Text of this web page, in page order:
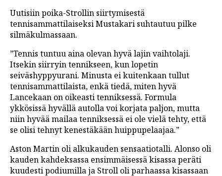
Uutisiin poika-Strollin siirtymisestä
tennisammattilaiseksi Mustakari suhtautuu pilke
silmäkulmassaan.
”Tennis tuntuu aina olevan hyvä lajin vaihtolaji.
Itsekin siirryin tennikseen, kun lopetin
seiväshyppyurani. Minusta ei kuitenkaan tullut
tennisammattilaista, enkä tiedä, miten hyvä
Lancekaan on oikeasti tenniksessä. Formula
ykkösissä hyvällä autolla voi korjata paljon, mutta
niin hyvää mailaa tenniksessä ei ole vielä tehty, että
se olisi tehnyt kenestäkään huippupelaajaa.”
Aston Martin oli alkukauden sensaatiotalli. Alonso oli
kauden kahdeksassa ensimmäisessä kisassa peräti
kuudesti podiumilla ja Stroll oli parhaassa kisassaan